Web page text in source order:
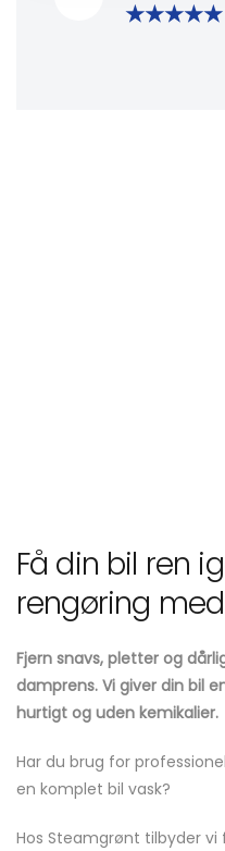
Få din bil ren
rengøring
Fjern snavs, pletter og
damprens. Vi giver din bil
hurtigt og uden kemikalier.
Har du brug for
en komplet bil vask?
Hos Steamgrønt tilbyder vi